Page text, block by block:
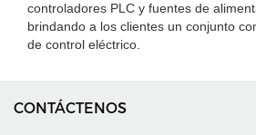
controladores PLC y fuentes de
brindando a los clientes un conjunto
de control eléctrico.
CONTÁCTENOS